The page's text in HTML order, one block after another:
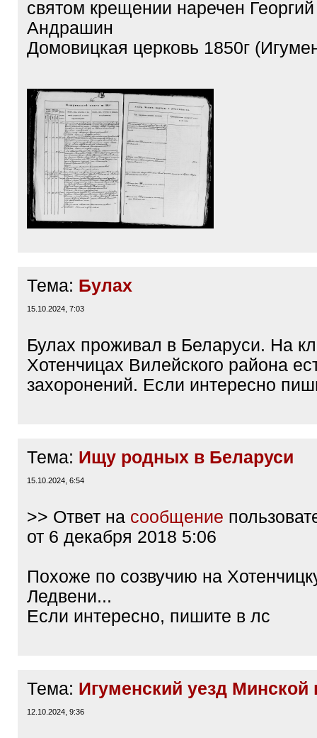
святом крещении наречен
Андрашин
Домовицкая церковь 1850г
Тема: Булах
15.10.2024, 7:03
Булах проживал в Беларуси. На
Хотенчицах Вилейского района
захоронений. Если интересно
Тема: Ищу родных в Беларуси
15.10.2024, 6:54
>> Ответ на сообщение
от 6 декабря 2018 5:06
Похоже по созвучию на
Ледвени...
Если интересно, пишите в лс
Тема: Игуменский уезд Минской
12.10.2024, 9:36